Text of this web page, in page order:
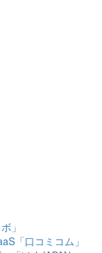
」
「口コミコム」